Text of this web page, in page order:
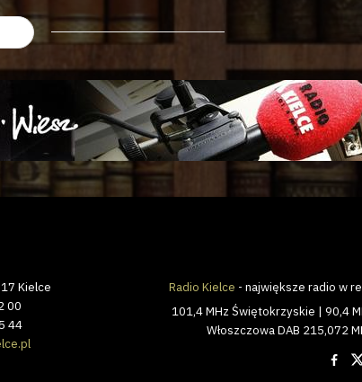
Kielce
00
44
Radio Kielce - największe radio w
101,4 MHz Świętokrzyskie | 90,4
Włoszczowa DAB 215,072